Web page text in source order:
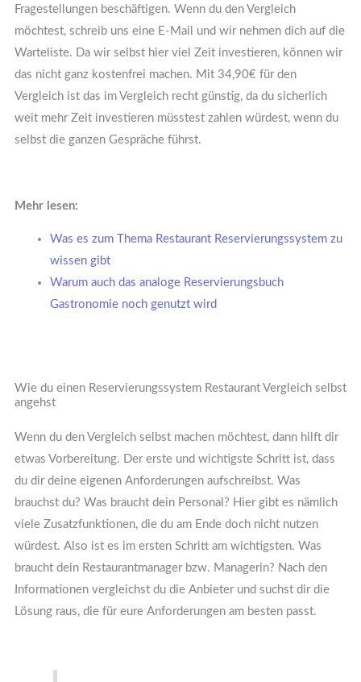
Fragestellungen beschäftigen. Wenn du den Vergleich
möchtest, schreib uns eine E-Mail und wir nehmen dich auf die
Warteliste. Da wir selbst hier viel Zeit investieren, können wir
das nicht ganz kostenfrei machen. Mit 34,90€ für den
Vergleich ist das im Vergleich recht günstig, da du sicherlich
weit mehr Zeit investieren müsstest zahlen würdest, wenn du
selbst die ganzen Gespräche führst.
Mehr lesen:
Was es zum Thema Restaurant Reservierungssystem zu
wissen gibt
Warum auch das analoge Reservierungsbuch
Gastronomie noch genutzt wird
Wie du einen Reservierungssystem Restaurant Vergleich selbst
angehst
Wenn du den Vergleich selbst machen möchtest, dann hilft dir
etwas Vorbereitung. Der erste und wichtigste Schritt ist, dass
du dir deine eigenen Anforderungen aufschreibst. Was
brauchst du? Was braucht dein Personal? Hier gibt es nämlich
viele Zusatzfunktionen, die du am Ende doch nicht nutzen
würdest. Also ist es im ersten Schritt am wichtigsten. Was
braucht dein Restaurantmanager bzw. Managerin? Nach den
Informationen vergleichst du die Anbieter und suchst dir die
Lösung raus, die für eure Anforderungen am besten passt.